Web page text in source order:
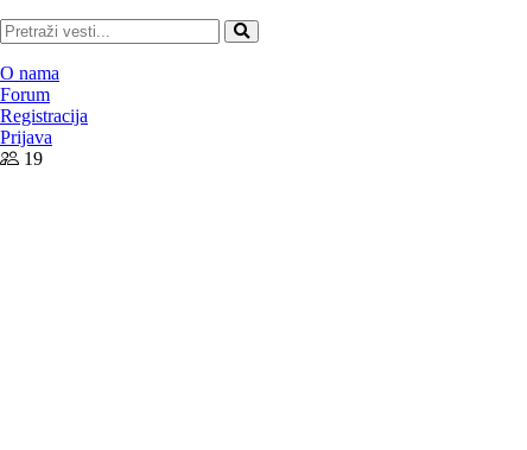
Pretraži
O nama
Forum
Registracija
Prijava
19